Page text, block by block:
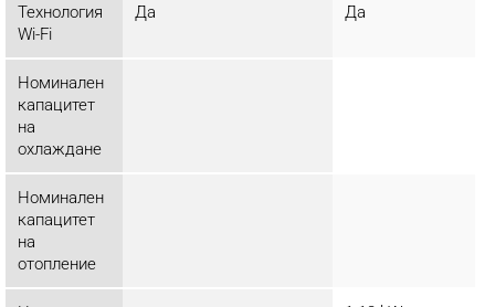
Технология
Wi-Fi
Да Да
Номинален
капацитет
на
охлаждане
Номинален
капацитет
на
отопление